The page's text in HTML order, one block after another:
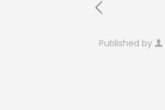
Published by